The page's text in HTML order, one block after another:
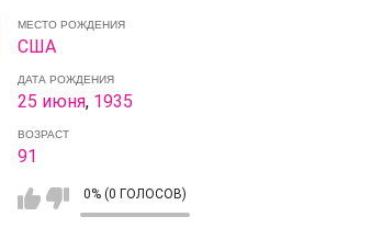
МЕСТО РОЖДЕНИЯ
США
ДАТА РОЖДЕНИЯ
25 июня, 1935
ВОЗРАСТ
91
0% (0 ГОЛОСОВ)